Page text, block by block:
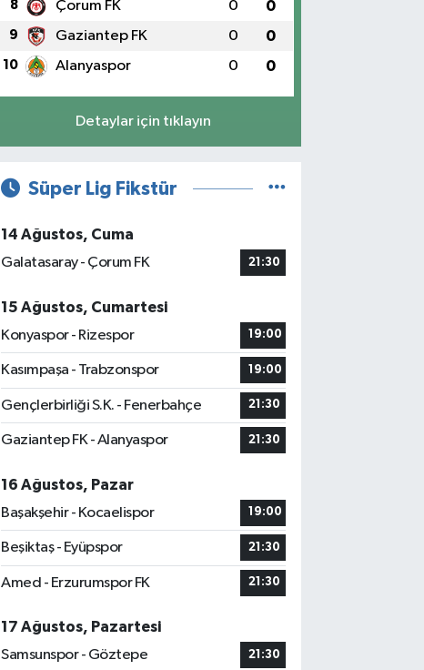
8 Çorum FK 0 0
9 Gaziantep FK 0 0
10 Alanyaspor 0 0
Detaylar için tıklayın
Süper Lig Fikstür
14 Ağustos, Cuma
Galatasaray - Çorum FK
21:30
15 Ağustos, Cumartesi
Konyaspor - Rizespor
19:00
Kasımpaşa - Trabzonspor 19:00
Gençlerbirliği S.K. - Fenerbahçe 21:30
Gaziantep FK - Alanyaspor 21:30
16 Ağustos, Pazar
Başakşehir - Kocaelispor
19:00
Beşiktaş - Eyüpspor 21:30
Amed - Erzurumspor FK 21:30
17 Ağustos, Pazartesi
Samsunspor - Göztepe
21:30